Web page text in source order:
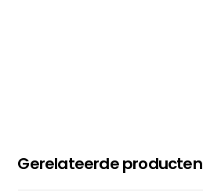
Gerelateerde producten